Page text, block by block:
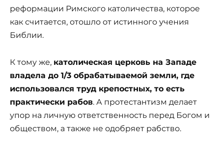
реформации Римского католичества, которое
как считается, отошло от истинного учения
Библии.
К тому же, католическая церковь на Западе
владела до 1/3 обрабатываемой земли, где
использовался труд крепостных, то есть
практически рабов. А протестантизм делает
упор на личную ответственность перед Богом и
обществом, а также не одобряет рабство.